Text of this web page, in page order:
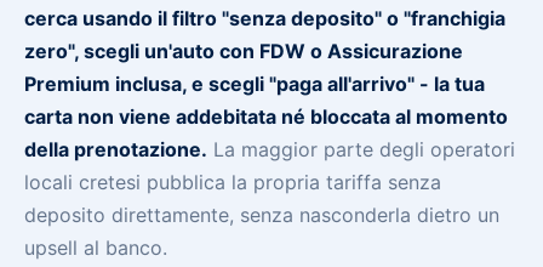
cerca usando il filtro "senza deposito" o "franchigia
zero", scegli un'auto con FDW o Assicurazione
Premium inclusa, e scegli "paga all'arrivo" - la tua
carta non viene addebitata né bloccata al momento
della prenotazione. La maggior parte degli operatori
locali cretesi pubblica la propria tariffa senza
deposito direttamente, senza nasconderla dietro un
upsell al banco.